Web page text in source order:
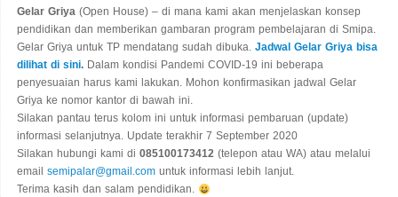
Gelar Griya (Open House) – di mana kami akan menjelaskan konsep
pendidikan dan memberikan gambaran program pembelajaran di Smipa.
Gelar Griya untuk TP mendatang sudah dibuka. Jadwal Gelar Griya bisa
dilihat di sini. Dalam kondisi Pandemi COVID-19 ini beberapa
penyesuaian harus kami lakukan. Mohon konfirmasikan jadwal Gelar
Griya ke nomor kantor di bawah ini.
Silakan pantau terus kolom ini untuk informasi pembaruan (update)
informasi selanjutnya. Update terakhir 7 September 2020
Silakan hubungi kami di 085100173412 (telepon atau WA) atau melalui
email semipalar@gmail.com untuk informasi lebih lanjut.
Terima kasih dan salam pendidikan.